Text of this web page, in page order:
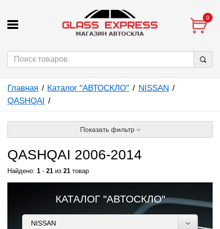
0
Главная Каталог "АВТОСКЛО"
NISSAN
QASHQAI
Показать фильтр
QASHQAI 2006-2014
Найдено: 1 - 21 из 21 товар
КАТАЛОГ "АВТОСКЛО"